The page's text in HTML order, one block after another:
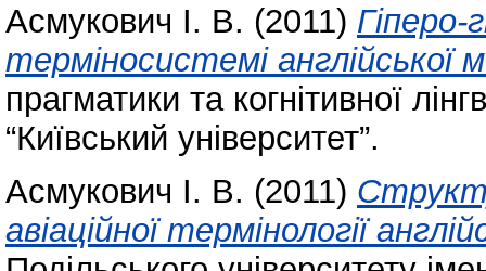
Асмукович І. В. (2011) Гіперо-
терміносистемі англійської
прагматики та когнітивної
“Київський університет”.
Асмукович І. В. (2011)
авіаційної термінології